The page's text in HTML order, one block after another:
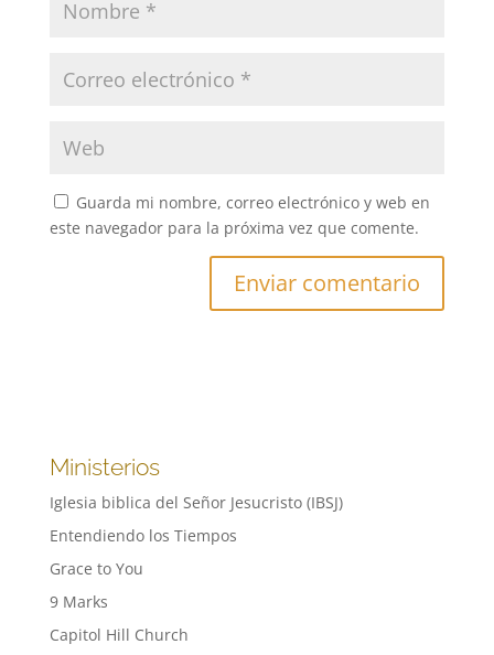
Guarda mi nombre, correo electrónico y web en
este navegador para la próxima vez que comente.
Ministerios
Iglesia biblica del Señor Jesucristo (IBSJ)
Entendiendo los Tiempos
Grace to You
9 Marks
Capitol Hill Church